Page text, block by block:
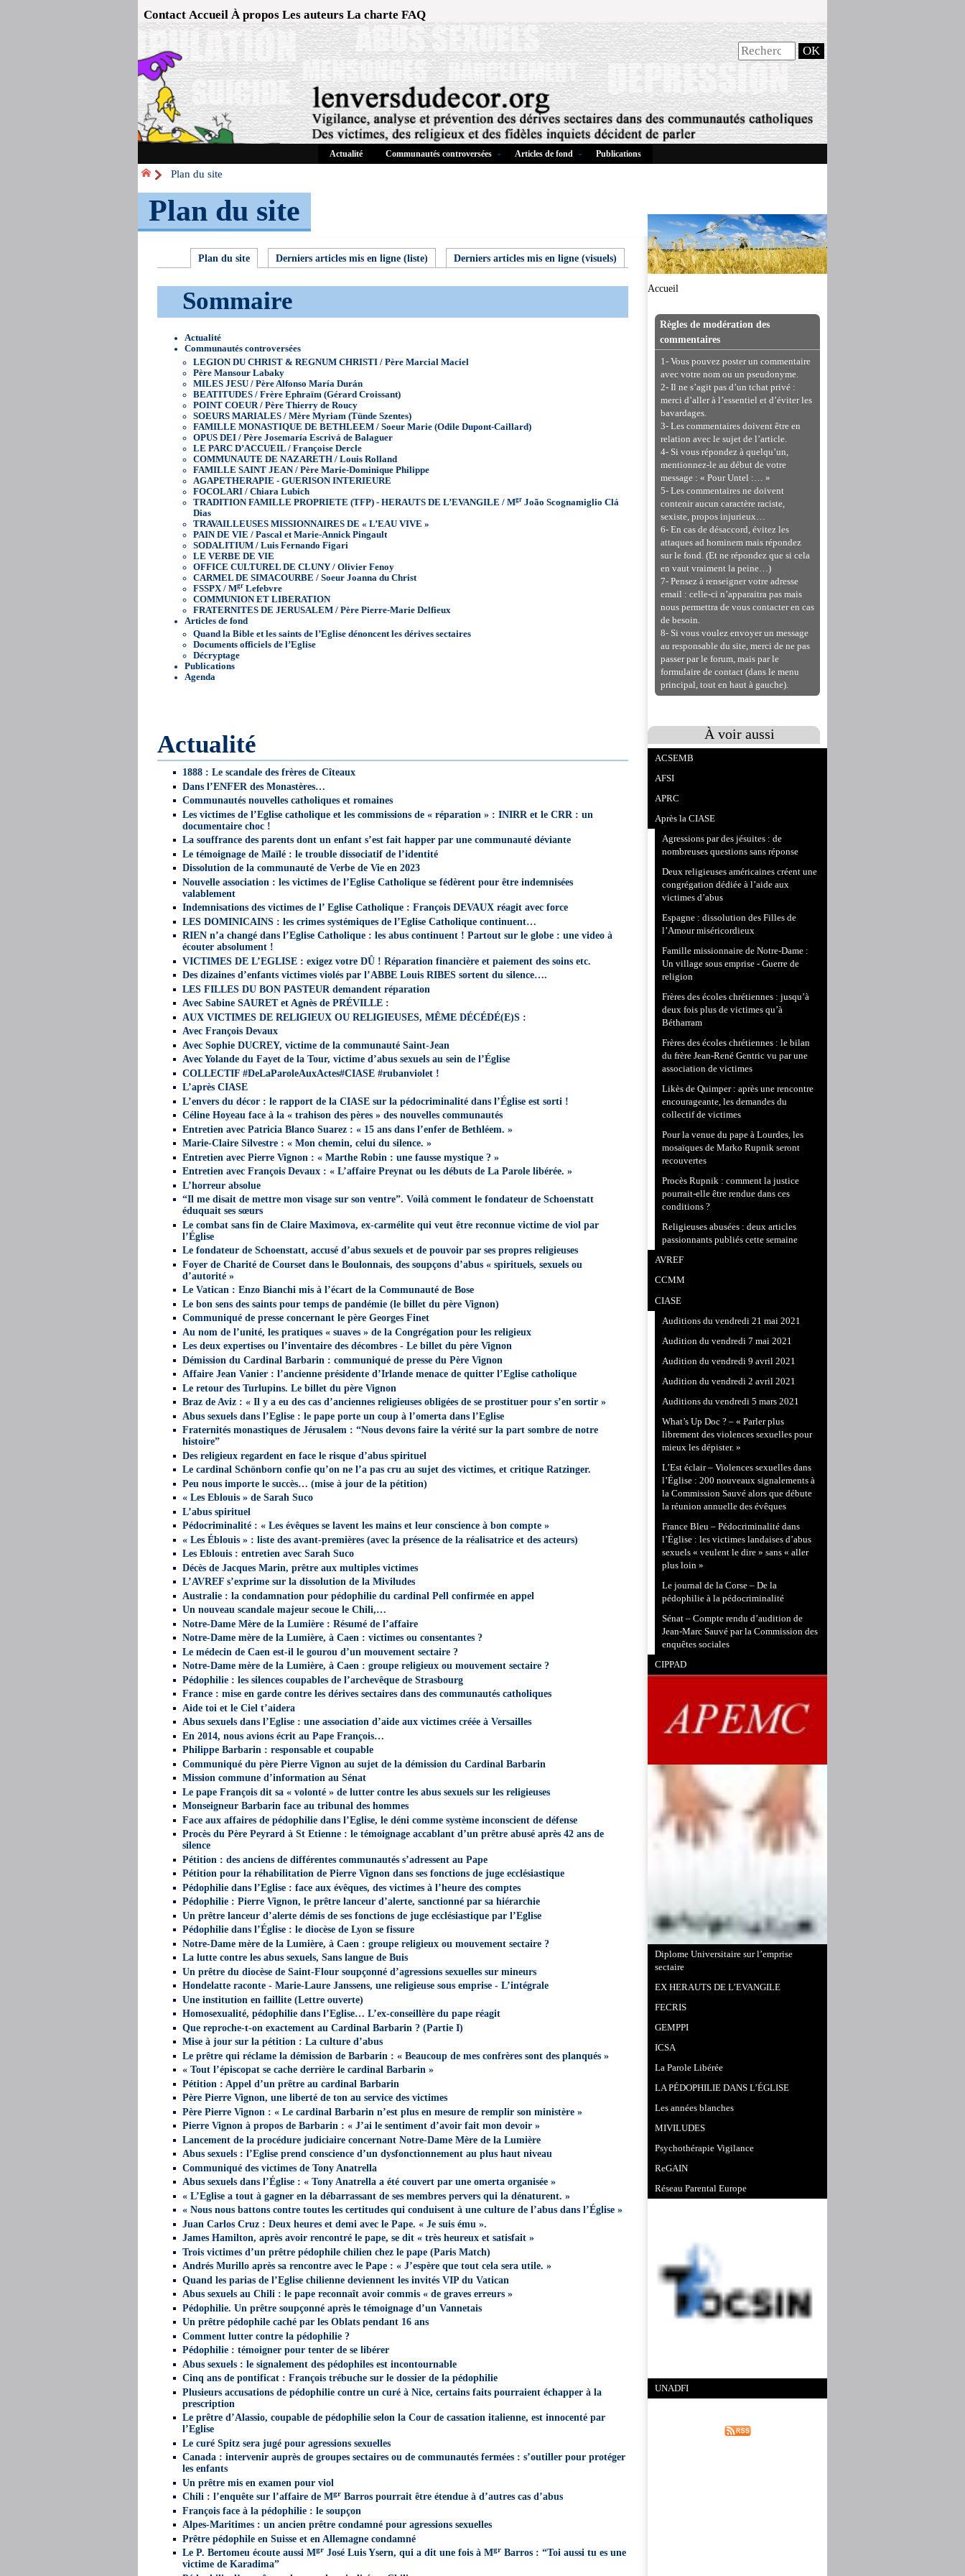
Contact Accueil À propos Les auteurs La charte FAQ
Actualité Communautés controversées Articles de fond Publications
Plan du site
Plan du site
Plan du site Derniers articles mis en ligne (liste) Derniers articles mis en ligne (visuels)
Sommaire
Actualité
Communautés controversées
LEGION DU CHRIST & REGNUM CHRISTI / Père Marcial Maciel
Père Mansour Labaky
MILES JESU / Père Alfonso María Durán
BEATITUDES / Frère Ephraïm (Gérard Croissant)
POINT COEUR / Père Thierry de Roucy
SOEURS MARIALES / Mère Myriam (Tünde Szentes)
FAMILLE MONASTIQUE DE BETHLEEM / Soeur Marie (Odile Dupont-Caillard)
OPUS DEI / Père Josemaría Escrivá de Balaguer
LE PARC D’ACCUEIL / Françoise Dercle
COMMUNAUTE DE NAZARETH / Louis Rolland
FAMILLE SAINT JEAN / Père Marie-Dominique Philippe
AGAPETHERAPIE - GUERISON INTERIEURE
FOCOLARI / Chiara Lubich
TRADITION FAMILLE PROPRIETE (TFP) - HERAUTS DE L’EVANGILE / MgrJoão Scognamiglio Clá
Dias
TRAVAILLEUSES MISSIONNAIRES DE « L’EAU VIVE »
PAIN DE VIE / Pascal et Marie-Annick Pingault
SODALITIUM / Luis Fernando Figari
LE VERBE DE VIE
OFFICE CULTUREL DE CLUNY / Olivier Fenoy
CARMEL DE SIMACOURBE / Soeur Joanna du Christ
FSSPX / MgrLefebvre
COMMUNION ET LIBERATION
FRATERNITES DE JERUSALEM / Père Pierre-Marie Delfieux
Articles de fond
Quand la Bible et les saints de l’Eglise dénoncent les dérives sectaires
Documents officiels de l’Eglise
Décryptage
Publications
Agenda
Actualité
1888 : Le scandale des frères de Cîteaux
Dans l’ENFER des Monastères…
Communautés nouvelles catholiques et romaines
Les victimes de l’Eglise catholique et les commissions de « réparation » : INIRR et le CRR : un
documentaire choc !
La souffrance des parents dont un enfant s’est fait happer par une communauté déviante
Le témoignage de Maïlé : le trouble dissociatif de l’identité
Dissolution de la communauté de Verbe de Vie en 2023
Nouvelle association : les victimes de l’Eglise Catholique se fédèrent pour être indemnisées
valablement
Indemnisations des victimes de l’ Eglise Catholique : François DEVAUX réagit avec force
LES DOMINICAINS : les crimes systémiques de l’Eglise Catholique continuent…
RIEN n’a changé dans l’Eglise Catholique : les abus continuent ! Partout sur le globe : une video à
écouter absolument !
VICTIMES DE L’EGLISE : exigez votre DÛ ! Réparation financière et paiement des soins etc.
Des dizaines d’enfants victimes violés par l’ABBE Louis RIBES sortent du silence….
LES FILLES DU BON PASTEUR demandent réparation
Avec Sabine SAURET et Agnès de PRÉVILLE :
AUX VICTIMES DE RELIGIEUX OU RELIGIEUSES, MÊME DÉCÉDÉ(E)S :
Avec François Devaux
Avec Sophie DUCREY, victime de la communauté Saint-Jean
Avec Yolande du Fayet de la Tour, victime d’abus sexuels au sein de l’Église
COLLECTIF #DeLaParoleAuxActes#CIASE #rubanviolet !
L’après CIASE
L’envers du décor : le rapport de la CIASE sur la pédocriminalité dans l’Église est sorti !
Céline Hoyeau face à la « trahison des pères » des nouvelles communautés
Entretien avec Patricia Blanco Suarez : « 15 ans dans l’enfer de Bethléem. »
Marie-Claire Silvestre : « Mon chemin, celui du silence. »
Entretien avec Pierre Vignon : « Marthe Robin : une fausse mystique ? »
Entretien avec François Devaux : « L’affaire Preynat ou les débuts de La Parole libérée. »
L’horreur absolue
“Il me disait de mettre mon visage sur son ventre”. Voilà comment le fondateur de Schoenstatt
éduquait ses sœurs
Le combat sans fin de Claire Maximova, ex-carmélite qui veut être reconnue victime de viol par
l’Église
Le fondateur de Schoenstatt, accusé d’abus sexuels et de pouvoir par ses propres religieuses
Foyer de Charité de Courset dans le Boulonnais, des soupçons d’abus « spirituels, sexuels ou
d’autorité »
Le Vatican : Enzo Bianchi mis à l’écart de la Communauté de Bose
Le bon sens des saints pour temps de pandémie (le billet du père Vignon)
Communiqué de presse concernant le père Georges Finet
Au nom de l’unité, les pratiques « suaves » de la Congrégation pour les religieux
Les deux expertises ou l’inventaire des décombres - Le billet du père Vignon
Démission du Cardinal Barbarin : communiqué de presse du Père Vignon
Affaire Jean Vanier : l’ancienne présidente d’Irlande menace de quitter l’Eglise catholique
Le retour des Turlupins. Le billet du père Vignon
Braz de Aviz : « Il y a eu des cas d’anciennes religieuses obligées de se prostituer pour s’en sortir »
Abus sexuels dans l’Eglise : le pape porte un coup à l’omerta dans l’Eglise
Fraternités monastiques de Jérusalem : “Nous devons faire la vérité sur la part sombre de notre
histoire”
Des religieux regardent en face le risque d’abus spirituel
Le cardinal Schönborn confie qu’on ne l’a pas cru au sujet des victimes, et critique Ratzinger.
Peu nous importe le succès… (mise à jour de la pétition)
« Les Eblouis » de Sarah Suco
L’abus spirituel
Pédocriminalité : « Les évêques se lavent les mains et leur conscience à bon compte »
« Les Éblouis » : liste des avant-premières (avec la présence de la réalisatrice et des acteurs)
Les Eblouis : entretien avec Sarah Suco
Décès de Jacques Marin, prêtre aux multiples victimes
L’AVREF s’exprime sur la dissolution de la Miviludes
Australie : la condamnation pour pédophilie du cardinal Pell confirmée en appel
Un nouveau scandale majeur secoue le Chili,…
Notre-Dame Mère de la Lumière : Résumé de l’affaire
Notre-Dame mère de la Lumière, à Caen : victimes ou consentantes ?
Le médecin de Caen est-il le gourou d’un mouvement sectaire ?
Notre-Dame mère de la Lumière, à Caen : groupe religieux ou mouvement sectaire ?
Pédophilie : les silences coupables de l’archevêque de Strasbourg
France : mise en garde contre les dérives sectaires dans des communautés catholiques
Aide toi et le Ciel t’aidera
Abus sexuels dans l’Eglise : une association d’aide aux victimes créée à Versailles
En 2014, nous avions écrit au Pape François…
Philippe Barbarin : responsable et coupable
Communiqué du père Pierre Vignon au sujet de la démission du Cardinal Barbarin
Mission commune d’information au Sénat
Le pape François dit sa « volonté » de lutter contre les abus sexuels sur les religieuses
Monseigneur Barbarin face au tribunal des hommes
Face aux affaires de pédophilie dans l’Eglise, le déni comme système inconscient de défense
Procès du Père Peyrard à St Etienne : le témoignage accablant d’un prêtre abusé après 42 ans de
silence
Pétition : des anciens de différentes communautés s’adressent au Pape
Pétition pour la réhabilitation de Pierre Vignon dans ses fonctions de juge ecclésiastique
Pédophilie dans l’Eglise : face aux évêques, des victimes à l’heure des comptes
Pédophilie : Pierre Vignon, le prêtre lanceur d’alerte, sanctionné par sa hiérarchie
Un prêtre lanceur d’alerte démis de ses fonctions de juge ecclésiastique par l’Eglise
Pédophilie dans l’Église : le diocèse de Lyon se fissure
Notre-Dame mère de la Lumière, à Caen : groupe religieux ou mouvement sectaire ?
La lutte contre les abus sexuels, Sans langue de Buis
Un prêtre du diocèse de Saint-Flour soupçonné d’agressions sexuelles sur mineurs
Hondelatte raconte - Marie-Laure Janssens, une religieuse sous emprise - L’intégrale
Une institution en faillite (Lettre ouverte)
Homosexualité, pédophilie dans l’Eglise… L’ex-conseillère du pape réagit
Que reproche-t-on exactement au Cardinal Barbarin ? (Partie I)
Mise à jour sur la pétition : La culture d’abus
Le prêtre qui réclame la démission de Barbarin : « Beaucoup de mes confrères sont des planqués »
« Tout l’épiscopat se cache derrière le cardinal Barbarin »
Pétition : Appel d’un prêtre au cardinal Barbarin
Père Pierre Vignon, une liberté de ton au service des victimes
Père Pierre Vignon : « Le cardinal Barbarin n’est plus en mesure de remplir son ministère »
Pierre Vignon à propos de Barbarin : « J’ai le sentiment d’avoir fait mon devoir »
Lancement de la procédure judiciaire concernant Notre-Dame Mère de la Lumière
Abus sexuels : l’Eglise prend conscience d’un dysfonctionnement au plus haut niveau
Communiqué des victimes de Tony Anatrella
Abus sexuels dans l’Église : « Tony Anatrella a été couvert par une omerta organisée »
« L’Eglise a tout à gagner en la débarrassant de ses membres pervers qui la dénaturent. »
« Nous nous battons contre toutes les certitudes qui conduisent à une culture de l’abus dans l’Église »
Juan Carlos Cruz : Deux heures et demi avec le Pape. « Je suis ému ».
James Hamilton, après avoir rencontré le pape, se dit « très heureux et satisfait »
Trois victimes d’un prêtre pédophile chilien chez le pape (Paris Match)
Andrés Murillo après sa rencontre avec le Pape : « J’espère que tout cela sera utile. »
Quand les parias de l’Eglise chilienne deviennent les invités VIP du Vatican
Abus sexuels au Chili : le pape reconnaît avoir commis « de graves erreurs »
Pédophilie. Un prêtre soupçonné après le témoignage d’un Vannetais
Un prêtre pédophile caché par les Oblats pendant 16 ans
Comment lutter contre la pédophilie ?
Pédophilie : témoigner pour tenter de se libérer
Abus sexuels : le signalement des pédophiles est incontournable
Cinq ans de pontificat : François trébuche sur le dossier de la pédophilie
Plusieurs accusations de pédophilie contre un curé à Nice, certains faits pourraient échapper à la
prescription
Le prêtre d’Alassio, coupable de pédophilie selon la Cour de cassation italienne, est innocenté par
l’Eglise
Le curé Spitz sera jugé pour agressions sexuelles
Canada : intervenir auprès de groupes sectaires ou de communautés fermées : s’outiller pour protéger
les enfants
Un prêtre mis en examen pour viol
Chili : l’enquête sur l’affaire de MgrBarros pourrait être étendue à d’autres cas d’abus
François face à la pédophilie : le soupçon
Alpes-Maritimes : un ancien prêtre condamné pour agressions sexuelles
Prêtre pédophile en Suisse et en Allemagne condamné
Le P. Bertomeu écoute aussi MgrJosé Luis Ysern, qui a dit une fois à MgrBarros : “Toi aussi tu es une
victime de Karadima”
Accueil
Règles de modération des
commentaires
1- Vous pouvez poster un commentaire
avec votre nom ou un pseudonyme.
2- Il ne s’agit pas d’un tchat privé :
merci d’aller à l’essentiel et d’éviter les
bavardages.
3- Les commentaires doivent être en
relation avec le sujet de l’article.
4- Si vous répondez à quelqu’un,
mentionnez-le au début de votre
message : « Pour Untel :… »
5- Les commentaires ne doivent
contenir aucun caractère raciste,
sexiste, propos injurieux…
6- En cas de désaccord, évitez les
attaques ad hominem mais répondez
sur le fond. (Et ne répondez que si cela
en vaut vraiment la peine…)
7- Pensez à renseigner votre adresse
email : celle-ci n’apparaitra pas mais
nous permettra de vous contacter en cas
de besoin.
8- Si vous voulez envoyer un message
au responsable du site, merci de ne pas
passer par le forum, mais par le
formulaire de contact (dans le menu
principal, tout en haut à gauche).
À voir aussi
ACSEMB
AFSI
APRC
Après la CIASE
Agressions par des jésuites : de
nombreuses questions sans réponse
Deux religieuses américaines créent une
congrégation dédiée à l’aide aux
victimes d’abus
Espagne : dissolution des Filles de
l’Amour miséricordieux
Famille missionnaire de Notre-Dame :
Un village sous emprise - Guerre de
religion
Frères des écoles chrétiennes : jusqu’à
deux fois plus de victimes qu’à
Bétharram
Frères des écoles chrétiennes : le bilan
du frère Jean-René Gentric vu par une
association de victimes
Likès de Quimper : après une rencontre
encourageante, les demandes du
collectif de victimes
Pour la venue du pape à Lourdes, les
mosaïques de Marko Rupnik seront
recouvertes
Procès Rupnik : comment la justice
pourrait-elle être rendue dans ces
conditions ?
Religieuses abusées : deux articles
passionnants publiés cette semaine
AVREF
CCMM
CIASE
Auditions du vendredi 21 mai 2021
Audition du vendredi 7 mai 2021
Audition du vendredi 9 avril 2021
Audition du vendredi 2 avril 2021
Auditions du vendredi 5 mars 2021
What’s Up Doc ? – « Parler plus
librement des violences sexuelles pour
mieux les dépister. »
L’Est éclair – Violences sexuelles dans
l’Église : 200 nouveaux signalements à
la Commission Sauvé alors que débute
la réunion annuelle des évêques
France Bleu – Pédocriminalité dans
l’Église : les victimes landaises d’abus
sexuels « veulent le dire » sans « aller
plus loin »
Le journal de la Corse – De la
pédophilie à la pédocriminalité
Sénat – Compte rendu d’audition de
Jean-Marc Sauvé par la Commission des
enquêtes sociales
CIPPAD
Diplome Universitaire sur l’emprise
sectaire
EX HERAUTS DE L’EVANGILE
FECRIS
GEMPPI
ICSA
La Parole Libérée
LA PÉDOPHILIE DANS L’ÉGLISE
Les années blanches
MIVILUDES
Psychothérapie Vigilance
ReGAIN
Réseau Parental Europe
UNADFI